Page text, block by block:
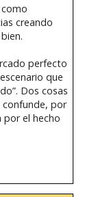
creando
perfecto
que
Dos cosas
por
por el hecho